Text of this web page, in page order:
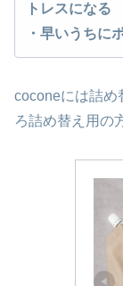
トレスになる
・早いうちに
coconeには詰め
ろ詰め替え用の